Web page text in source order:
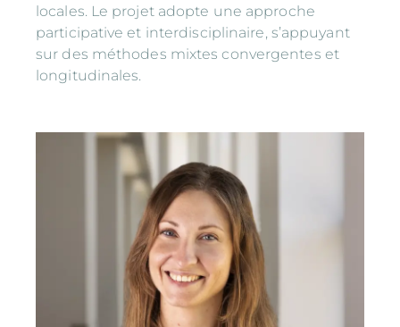
locales. Le projet adopte une approche
participative et interdisciplinaire, s’appuyant
sur des méthodes mixtes convergentes et
longitudinales.